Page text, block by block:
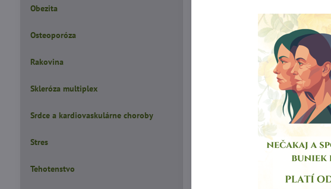
Výživový
Výživový
Výživový
Obezita
Osteoporóza
Rakovina
Skleróza multiplex
Srdce a kardiovaskulárne choroby
Stres
Tehotenstvo